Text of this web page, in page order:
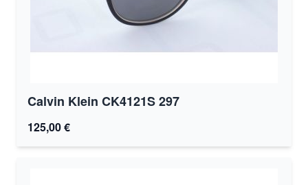
Calvin Klein CK4121S 297
125,00 €